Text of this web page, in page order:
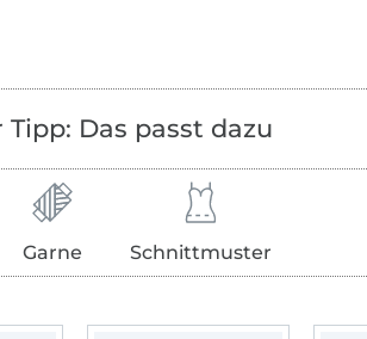
Tipp: Das passt dazu
Garne Schnittmuster